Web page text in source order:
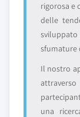
rigorosa e
delle
sfumature
Il nostro
una